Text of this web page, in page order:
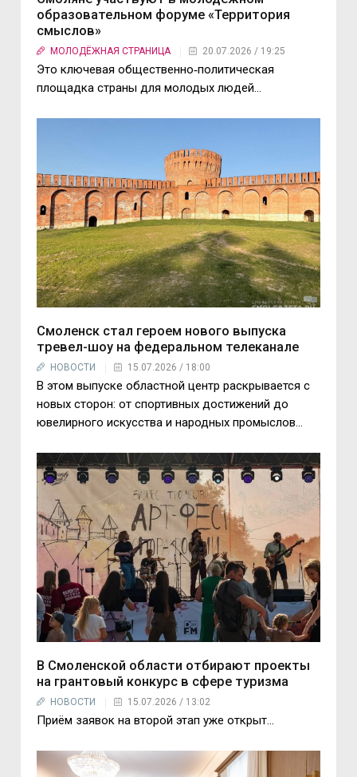
образовательном форуме «Территория
смыслов»
МОЛОДЁЖНАЯ СТРАНИЦА 20.07.2026 / 19:25
Это ключевая общественно‑политическая
площадка страны для молодых людей...
Смоленск стал героем нового выпуска
тревел-шоу на федеральном телеканале
НОВОСТИ 15.07.2026 / 18:00
В этом выпуске областной центр раскрывается с
новых сторон: от спортивных достижений до
ювелирного искусства и народных промыслов...
В Смоленской области отбирают проекты
на грантовый конкурс в сфере туризма
НОВОСТИ 15.07.2026 / 13:02
Приём заявок на второй этап уже открыт…